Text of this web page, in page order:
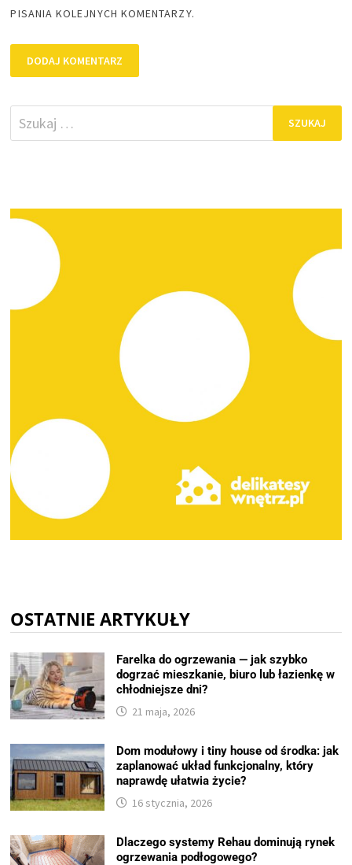
PISANIA KOLEJNYCH KOMENTARZY.
Szukaj:
OSTATNIE ARTYKUŁY
Farelka do ogrzewania — jak szybko
dogrzać mieszkanie, biuro lub łazienkę w
chłodniejsze dni?
21 maja, 2026
Dom modułowy i tiny house od środka: jak
zaplanować układ funkcjonalny, który
naprawdę ułatwia życie?
16 stycznia, 2026
Dlaczego systemy Rehau dominują rynek
ogrzewania podłogowego?